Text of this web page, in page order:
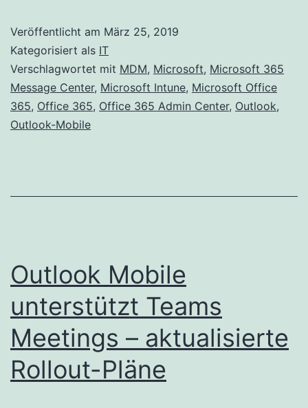
mobile
Outlook-
Apps
Veröffentlicht am März 25, 2019
Kategorisiert als IT
Verschlagwortet mit MDM, Microsoft, Microsoft 365
Message Center, Microsoft Intune, Microsoft Office
365, Office 365, Office 365 Admin Center, Outlook,
Outlook-Mobile
Outlook Mobile
unterstützt Teams
Meetings – aktualisierte
Rollout-Pläne